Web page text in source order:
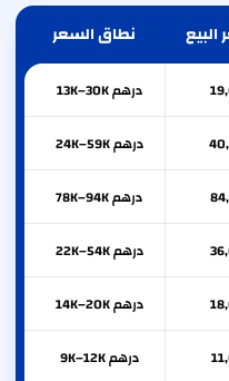
نطاق السعر
درهم 13K–30K
درهم 24K–59K
درهم 78K–94K
درهم 22K–54K
درهم 14K–20K
درهم 9K–12K